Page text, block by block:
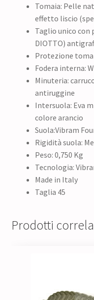
Tomaia: Pelle
effetto liscio
Taglio unico con
DIOTTO)
Protezione
Fodera interna:
Minuteria:
antiruggine
Intersuola: Eva
colore arancio
Suola:Vibram
Rigidità suola:
Peso: 0,750 Kg
Tecnologia:
Made in Italy
Taglia 45
Prodotti